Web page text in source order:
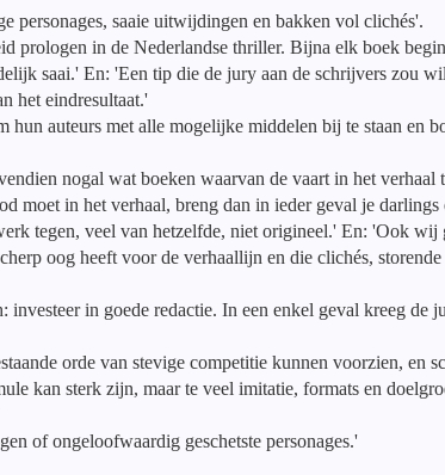
personages, saaie uitwijdingen en bakken vol clichés'.
prologen in de Nederlandse thriller. Bijna elk boek
saai.' En: 'Een tip die de jury aan de schrijvers zou
het eindresultaat.'
auteurs met alle mogelijke middelen bij te staan en
nogal wat boeken waarvan de vaart in het verhaal
moet in het verhaal, breng dan in ieder geval je darlings
tegen, veel van hetzelfde, niet origineel.' En: 'Ook wij
oog heeft voor de verhaallijn en die clichés,
in goede redactie. In een enkel geval kreeg de
orde van stevige competitie kunnen voorzien, en
kan sterk zijn, maar te veel imitatie, formats en
of ongeloofwaardig geschetste personages.'